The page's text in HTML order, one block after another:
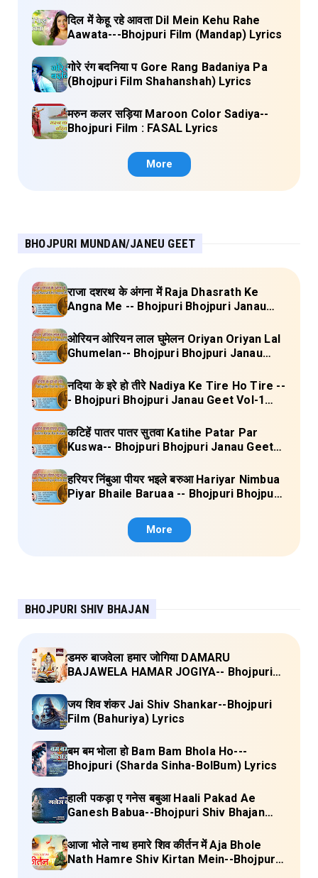
दिल में केहू रहे आवता Dil Mein Kehu Rahe
Aawata---Bhojpuri Film (Mandap) Lyrics
गोरे रंग बदनिया प Gore Rang Badaniya Pa
(Bhojpuri Film Shahanshah) Lyrics
मरुन कलर सड़िया Maroon Color Sadiya--
Bhojpuri Film : FASAL Lyrics
More
BHOJPURI MUNDAN/JANEU GEET
राजा दशरथ के अंगना में Raja Dhasrath Ke
Angna Me -- Bhojpuri Bhojpuri Janau
ओरियन ओरियन लाल घुमेलन Oriyan Oriyan Lal
Ghumelan-- Bhojpuri Bhojpuri Janau
नदिया के इरे हो तीरे Nadiya Ke Tire Ho Tire --
- Bhojpuri Bhojpuri Janau Geet Vol-1
कटिहें पातर पातर सुतवा Katihe Patar Par
Kuswa-- Bhojpuri Bhojpuri Janau Geet
हरियर निंबुआ पीयर भइले बरुआ Hariyar Nimbua
Piyar Bhaile Baruaa -- Bhojpuri Bhojpuri
More
BHOJPURI SHIV BHAJAN
डमरु बाजवेला हमार जोगिया DAMARU
BAJAWELA HAMAR JOGIYA-- Bhojpuri
जय शिव शंकर Jai Shiv Shankar--Bhojpuri
Film (Bahuriya) Lyrics
बम बम भोला हो Bam Bam Bhola Ho---
Bhojpuri (Sharda Sinha-BolBum) Lyrics
हाली पकड़ा ए गनेस बबुआ Haali Pakad Ae
Ganesh Babua--Bhojpuri Shiv Bhajan
आजा भोले नाथ हमारे शिव कीर्तन में Aja Bhole
Nath Hamre Shiv Kirtan Mein--Bhojpuri